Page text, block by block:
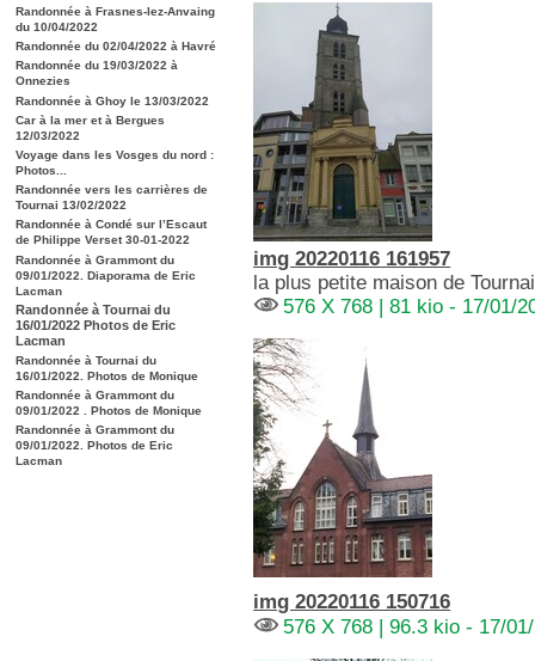
Randonnée à Frasnes-lez-Anvaing
du 10/04/2022
Randonnée du 02/04/2022 à Havré
Randonnée du 19/03/2022 à
Onnezies
Randonnée à Ghoy le 13/03/2022
Car à la mer et à Bergues
12/03/2022
Voyage dans les Vosges du nord :
Photos...
Randonnée vers les carrières de
Tournai 13/02/2022
Randonnée à Condé sur l’Escaut
de Philippe Verset 30-01-2022
Randonnée à Grammont du
09/01/2022. Diaporama de Eric
Lacman
Randonnée à Tournai du
16/01/2022 Photos de Eric
Lacman
Randonnée à Tournai du
16/01/2022. Photos de Monique
Randonnée à Grammont du
09/01/2022 . Photos de Monique
Randonnée à Grammont du
09/01/2022. Photos de Eric
Lacman
img 20220116 161957
la plus petite maison de Tournai
576 X 768 | 81 kio - 17/01/
img 20220116 150716
576 X 768 | 96.3 kio - 17/